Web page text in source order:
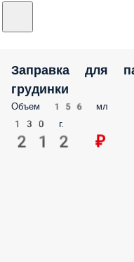
Заправка для
грудинки
Объем 156 мл
130 г.
212 ₽